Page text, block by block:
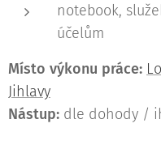
notebook,
účelům
Místo výkonu práce:
Jihlavy
Nástup: dle dohody /